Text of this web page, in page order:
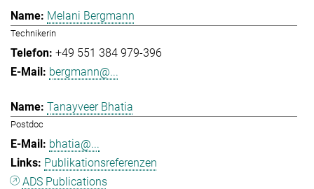
Melani Bergmann
Technikerin
+49 551 384 979-396
bergmann@...
Tanayveer Bhatia
Postdoc
bhatia@...
Publikationsreferenzen
ADS Publications